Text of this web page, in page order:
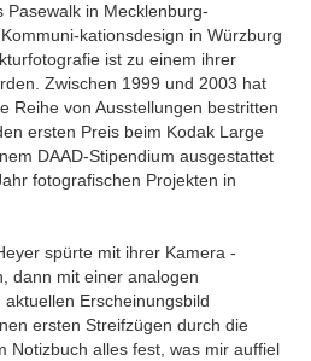
Pasewalk in Mecklenburg-
kationsdesign in Würzburg
ist zu einem ihrer
Zwischen 1999 und 2003 hat
Reihe von Ausstellungen bestritten
ersten Preis beim Kodak Large
DAAD-Stipendium ausgestattet
fotografischen Projekten in
spürte mit ihrer Kamera -
dann mit einer analogen
Erscheinungsbild
ersten Streifzügen durch die
Notizbuch alles fest, was mir auffiel